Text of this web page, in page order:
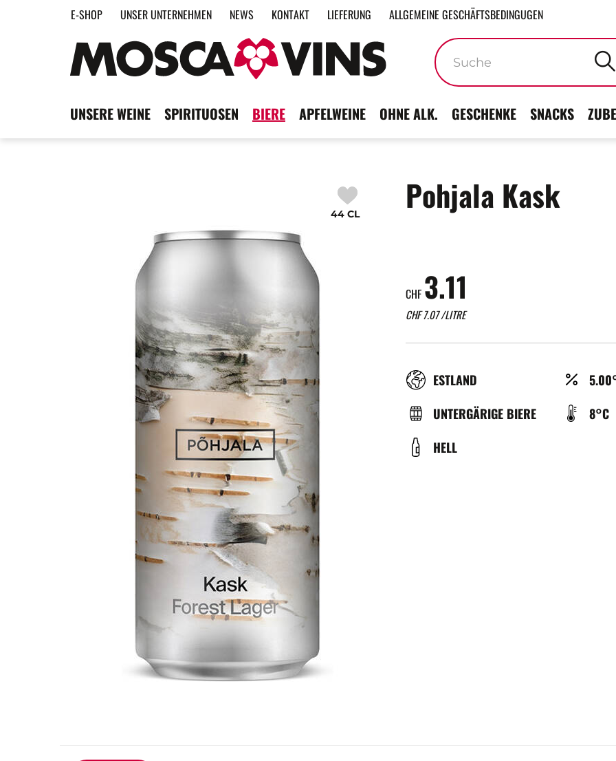
E-SHOP UNSER UNTERNEHMEN NEWS KONTAKT LIEFERUNG ALLGEMEINE GESCHÄFTSBEDINGUGEN
UNSERE WEINE SPIRITUOSEN BIERE APFELWEINE OHNE ALK. GESCHENKE SNACKS
Stichwörter
44 CL Pohjala Kask
CHF 3.11
CHF7.07/LITRE
RÉGION
ESTLAND
TYPE
BIÈRE
UNTERGÄRIGE BIERE
COULEUR
HELL
8°C